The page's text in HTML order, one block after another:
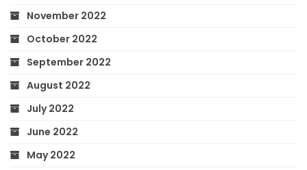
November 2022
October 2022
September 2022
August 2022
July 2022
June 2022
May 2022